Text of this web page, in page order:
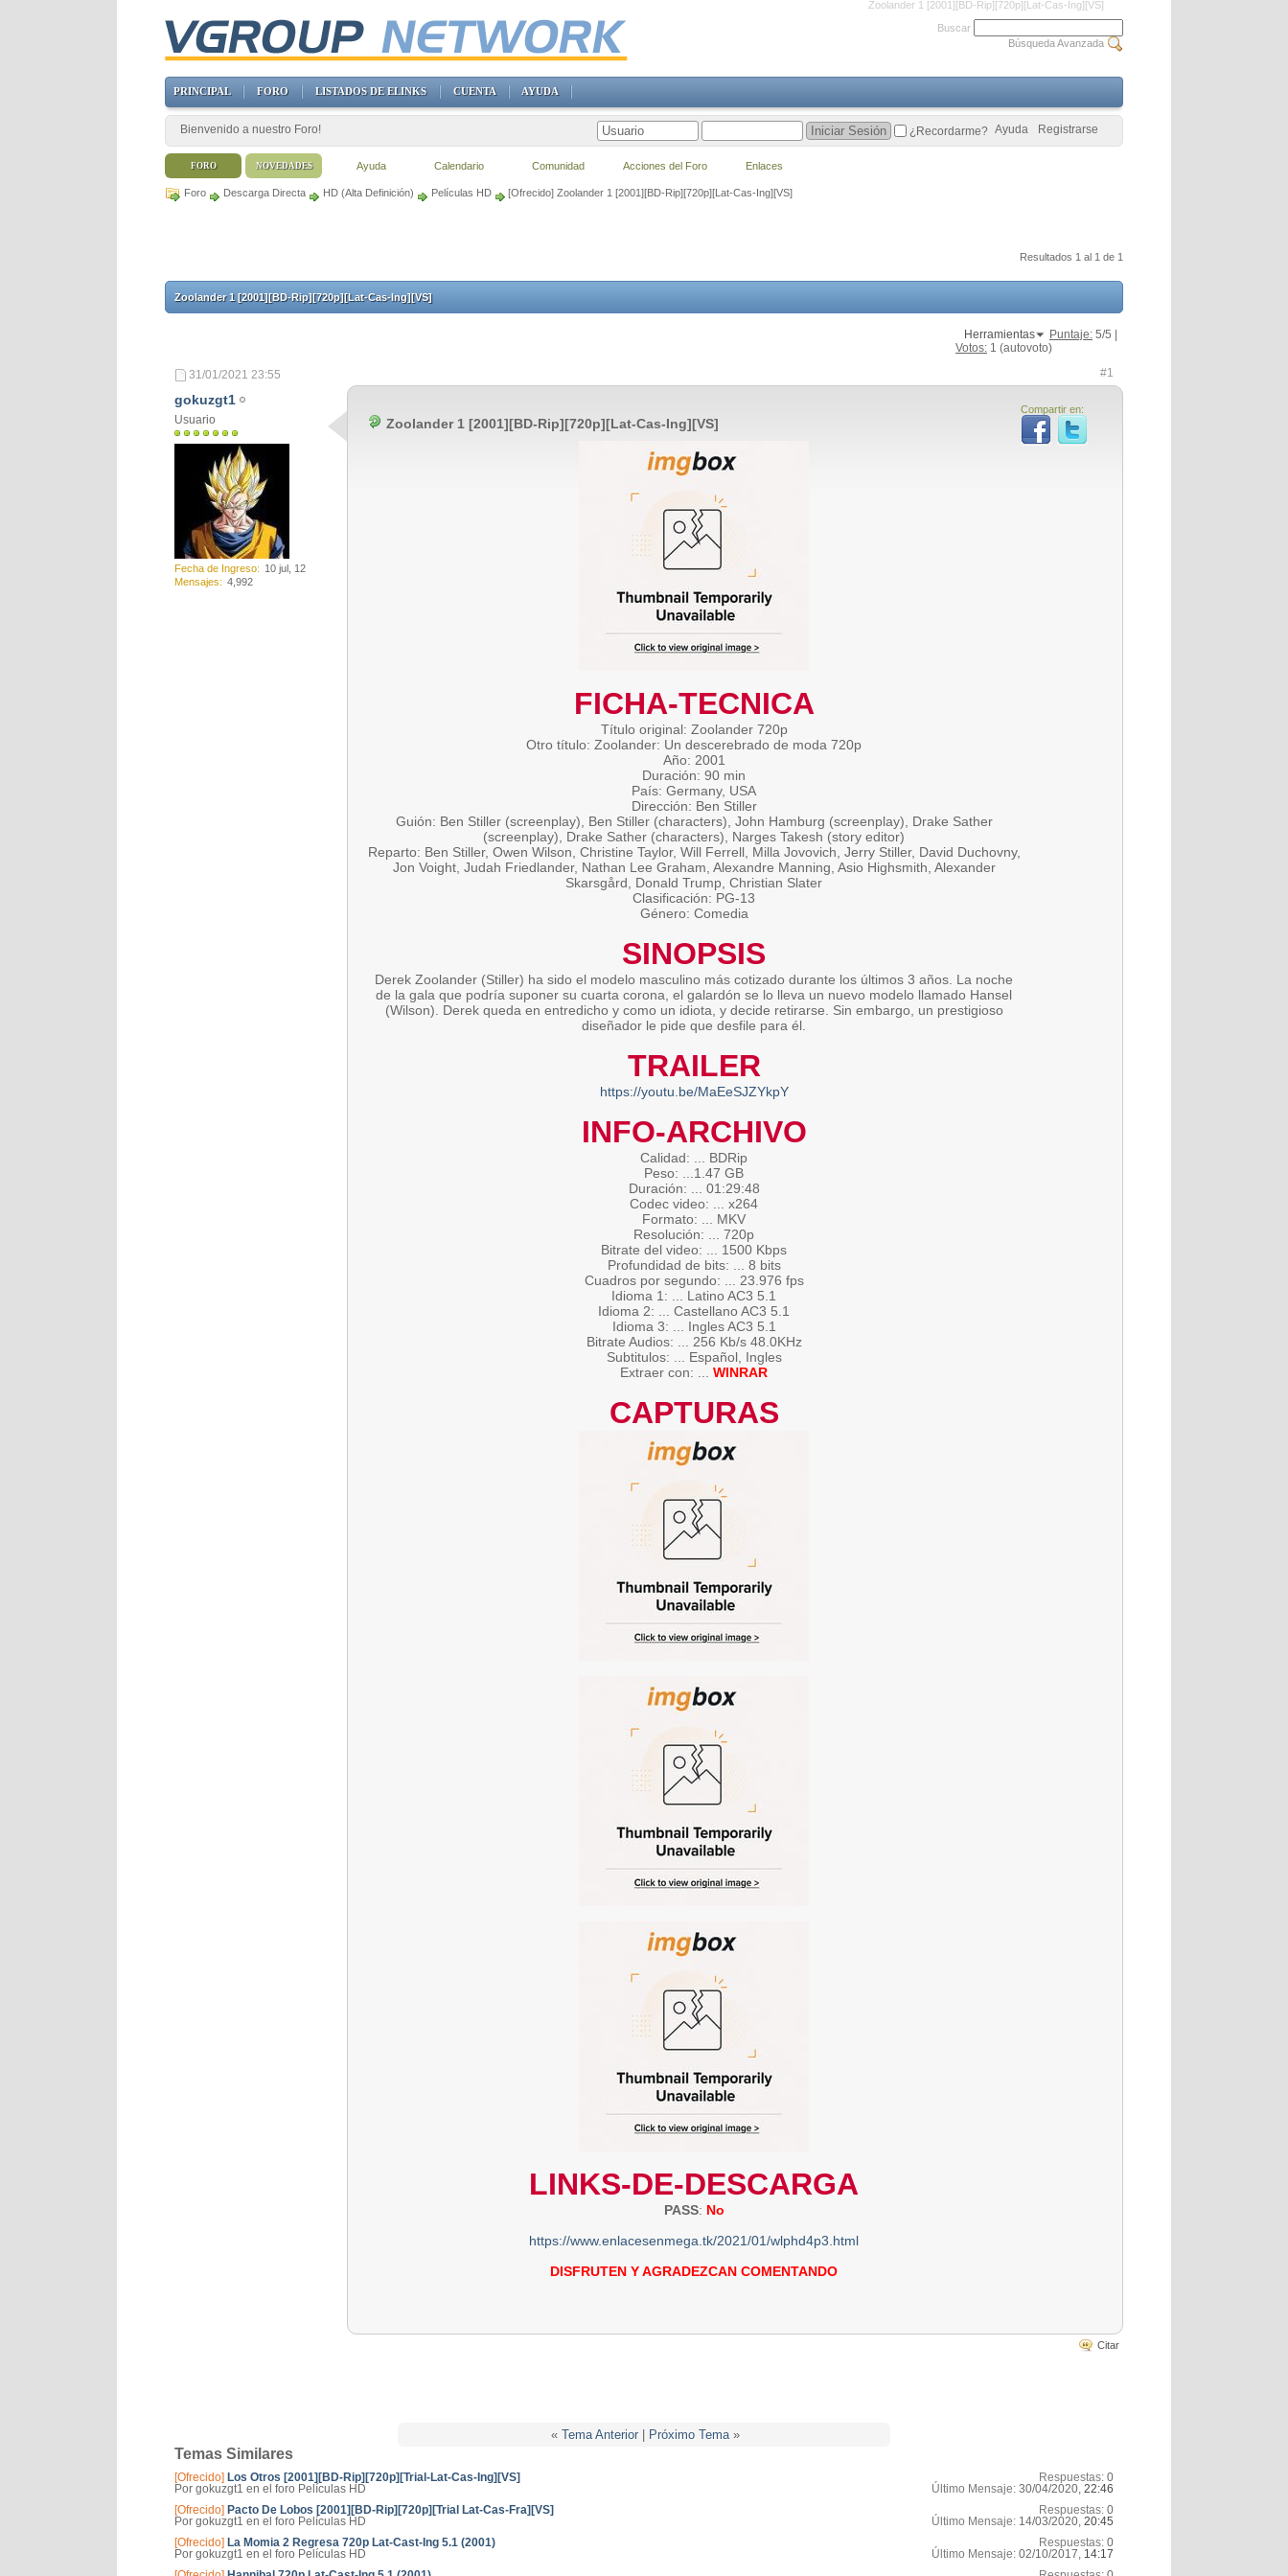
Zoolander 1 [2001][BD-Rip][720p][Lat-Cas-Ing][VS]
Foro Descarga Directa HD (Alta Definición) Películas HD [Ofrecido] Zoolander 1 [2001][BD-Rip][720p][Lat-Cas-Ing][VS]
Resultados 1 al 1 de 1
Zoolander 1 [2001][BD-Rip][720p][Lat-Cas-Ing][VS]
Herramientas Puntaje: 5/5 |
Votos: 1 (autovoto)
31/01/2021 23:55 #1
gokuzgt1
Usuario
Fecha de Ingreso
10 jul, 12
Mensajes
4,992
Compartir en:
Zoolander 1 [2001][BD-Rip][720p][Lat-Cas-Ing][VS]
FICHA-TECNICA
Título original: Zoolander 720p
Otro título: Zoolander: Un descerebrado de moda 720p
Año: 2001
Duración: 90 min
País: Germany, USA
Dirección: Ben Stiller
Guión: Ben Stiller (screenplay), Ben Stiller (characters), John Hamburg (screenplay), Drake Sather
(screenplay), Drake Sather (characters), Narges Takesh (story editor)
Reparto: Ben Stiller, Owen Wilson, Christine Taylor, Will Ferrell, Milla Jovovich, Jerry Stiller, David Duchovny,
Jon Voight, Judah Friedlander, Nathan Lee Graham, Alexandre Manning, Asio Highsmith, Alexander
Skarsgård, Donald Trump, Christian Slater
Clasificación: PG-13
Género: Comedia
SINOPSIS
Derek Zoolander (Stiller) ha sido el modelo masculino más cotizado durante los últimos 3 años. La noche
de la gala que podría suponer su cuarta corona, el galardón se lo lleva un nuevo modelo llamado Hansel
(Wilson). Derek queda en entredicho y como un idiota, y decide retirarse. Sin embargo, un prestigioso
diseñador le pide que desfile para él.
TRAILER
https://youtu.be/MaEeSJZYkpY
INFO-ARCHIVO
Calidad: ... BDRip
Peso: ...1.47 GB
Duración: ... 01:29:48
Codec video: ... x264
Formato: ... MKV
Resolución: ... 720p
Bitrate del video: ... 1500 Kbps
Profundidad de bits: ... 8 bits
Cuadros por segundo: ... 23.976 fps
Idioma 1: ... Latino AC3 5.1
Idioma 2: ... Castellano AC3 5.1
Idioma 3: ... Ingles AC3 5.1
Bitrate Audios: ... 256 Kb/s 48.0KHz
Subtitulos: ... Español, Ingles
Extraer con: ... WINRAR
CAPTURAS
LINKS-DE-DESCARGA
PASS: No
https://www.enlacesenmega.tk/2021/01/wlphd4p3.html
DISFRUTEN Y AGRADEZCAN COMENTANDO
Citar
« Tema Anterior| Próximo Tema »
Temas Similares
[Ofrecido] Los Otros [2001][BD-Rip][720p][Trial-Lat-Cas-Ing][VS]
Por gokuzgt1 en el foro Películas HD
Respuestas: 0
Último Mensaje: 30/04/2020, 22:46
[Ofrecido] Pacto De Lobos [2001][BD-Rip][720p][Trial Lat-Cas-Fra][VS]
Por gokuzgt1 en el foro Películas HD
Respuestas: 0
Último Mensaje: 14/03/2020, 20:45
[Ofrecido] La Momia 2 Regresa 720p Lat-Cast-Ing 5.1 (2001)
Por gokuzgt1 en el foro Películas HD
Respuestas: 0
Último Mensaje: 02/10/2017, 14:17
Buscar
Búsqueda Avanzada
PRINCIPAL FORO LISTADOS DE ELINKS CUENTA AYUDA
Bienvenido a nuestro Foro! Registrarse
Ayuda
¿Recordarme?
FORO Ayuda Calendario Comunidad Acciones del Foro Enlaces
NOVEDADES